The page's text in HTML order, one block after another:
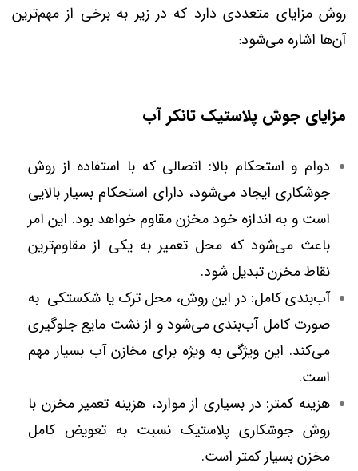
روش مزایای متعددی دارد که در زیر به برخی از مهم‌ترین
آن‌ها اشاره می‌شود:
مزایای جوش پلاستیک تانکر آب
دوام و استحکام بالا: اتصالی که با استفاده از روش
جوشکاری ایجاد می‌شود، دارای استحکام بسیار بالایی
است و به اندازه خود مخزن مقاوم خواهد بود. این امر
باعث می‌شود که محل تعمیر به یکی از مقاوم‌ترین
نقاط مخزن تبدیل شود.
آب‌بندی کامل: در این روش، محل ترک یا شکستکی به
صورت کامل آب‌بندی می‌شود و از نشت مایع جلوگیری
می‌کند. این ویژگی به ویژه برای مخازن آب بسیار مهم
است.
هزینه کمتر: در بسیاری از موارد، هزینه تعمیر مخزن با
روش جوشکاری پلاستیک نسبت به تعویض کامل
مخزن بسیار کمتر است.